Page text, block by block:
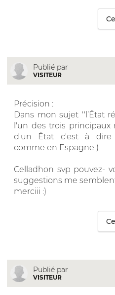
Publié par
VISITEUR
Précision :
Dans mon sujet ''l’État
l'un des trois principaux
d'un État c'est à dire
comme en Espagne )
Celladhon svp pouvez-
suggestions me
merciii :)
Publié par
VISITEUR